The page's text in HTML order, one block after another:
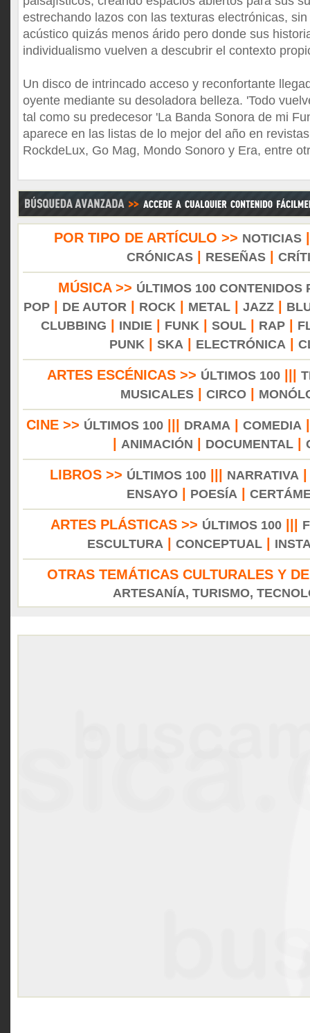
estrechando lazos con las texturas electrónicas,
acústico quizás menos árido pero donde sus
individualismo vuelven a descubrir el contexto
Un disco de intrincado acceso y reconfortante
oyente mediante su desoladora belleza. 'Todo
tal como su predecesor 'La Banda Sonora de mi
aparece en las listas de lo mejor del año en
RockdeLux, Go Mag, Mondo Sonoro y Era, entre
POR TIPO DE ARTÍCULO >> NOTICIAS
CRÓNICAS| RESEÑAS|
MÚSICA >> ÚLTIMOS 100 CONTENIDOS
POP| DE AUTOR ROCK METAL| JAZZ|
CLUBBING
INDIE| FUNK SOUL| RAP|
PUNK
SKA ELECTRÓNICA
ARTES ESCÉNICAS >> ÚLTIMOS 100
MUSICALES
CIRCO
CINE >> ÚLTIMOS 100||| DRAMA COMEDIA
ANIMACIÓN DOCUMENTAL|
LIBROS >> ÚLTIMOS 100 NARRATIVA
ENSAYO| POESÍA
ARTES PLÁSTICAS >> ÚLTIMOS 100|||
ESCULTURA
CONCEPTUAL
OTRAS TEMÁTICAS CULTURALES Y
ARTESANÍA, TURISMO,